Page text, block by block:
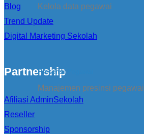
Kelola data pegawai
Presensi Pegawai
Manajemen presinsi pegawai
Blog
Trend Update
Digital Marketing Sekolah
Partnership
Afiliasi AdminSekolah
Reseller
Sponsorship